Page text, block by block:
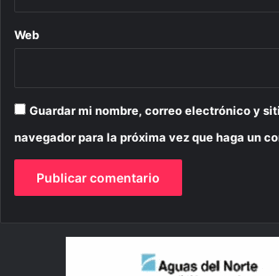
Web
Guardar mi nombre, correo electrónico y
navegador para la próxima vez que haga un